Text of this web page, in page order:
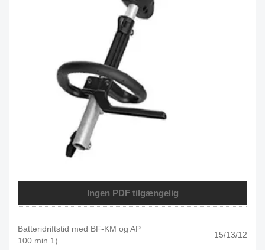
Ingen PDF tilgængelig
Batteridriftstid med BF-KM og AP
100 min 1)
15/13/12